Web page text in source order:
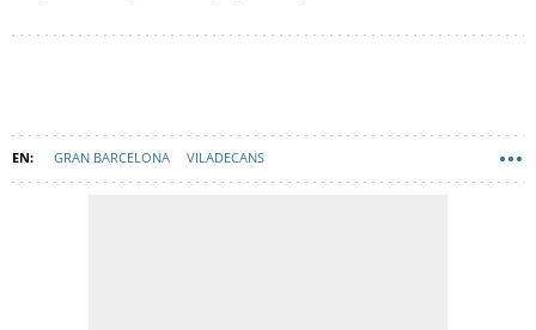
GRAN BARCELONA VILADECANS